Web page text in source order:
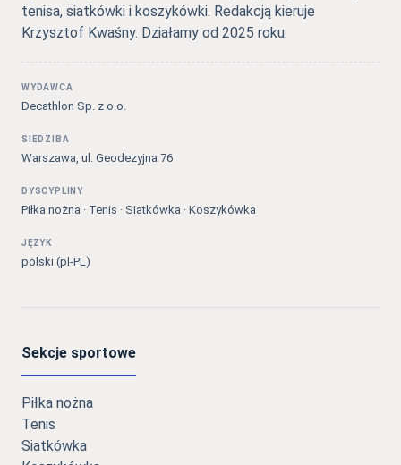
tenisa, siatkówki i koszykówki. Redakcją kieruje
Krzysztof Kwaśny. Działamy od 2025 roku.
WYDAWCA
Decathlon Sp. z o.o.
SIEDZIBA
Warszawa, ul. Geodezyjna 76
DYSCYPLINY
Piłka nożna · Tenis · Siatkówka · Koszykówka
JĘZYK
polski (pl-PL)
Sekcje sportowe
Piłka nożna
Tenis
Siatkówka